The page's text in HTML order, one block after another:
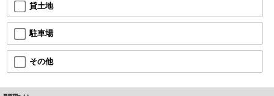
貸土地
駐車場
その他